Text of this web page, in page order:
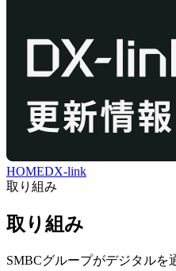
HOMEDX-link
取り組み
取り組み
SMBCグループがデジタルを